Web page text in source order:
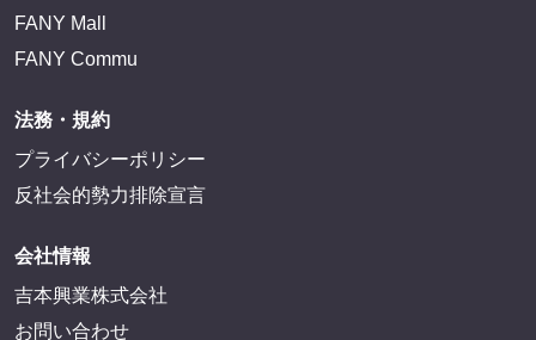
FANY Mall
FANY Commu
法務・規約
プライバシーポリシー
反社会的勢力排除宣言
会社情報
吉本興業株式会社
お問い合わせ